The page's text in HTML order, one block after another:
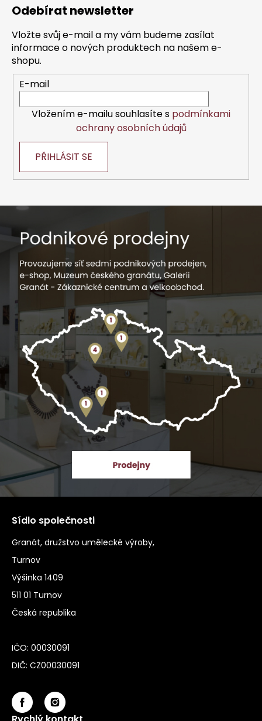
Odebírat newsletter
Vložte svůj e-mail a my vám budeme zasílat
informace o nových produktech na našem e-
shopu.
E-mail
Vložením e-mailu souhlasíte s podmínkami
ochrany osobních údajů
PŘIHLÁSIT SE
Sídlo společnosti
Granát, družstvo umělecké výroby,
Turnov
Výšinka 1409
511 01 Turnov
Česká republika
IČO: 00030091
DIČ: CZ00030091